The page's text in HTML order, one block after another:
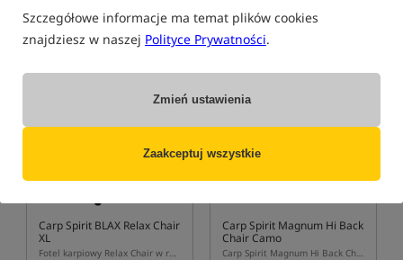
Szczegółowe informacje ma temat plików cookies
znajdziesz w naszej Polityce Prywatności.
Zmień ustawienia
Zaakceptuj wszystkie
KUP
Carp Spirit BLAX Relax Chair
XL
Fotel karpiowy Relax Chair w rozmiarze XL serii BLAX
Carp Spirit Magnum Hi Back
Chair Camo
Carp Spirit Magnum Hi Back Chair Camo – fotel karpiowy z wysokim oparciem